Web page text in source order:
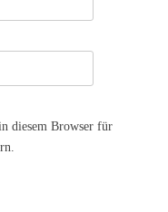
diesem Browser für